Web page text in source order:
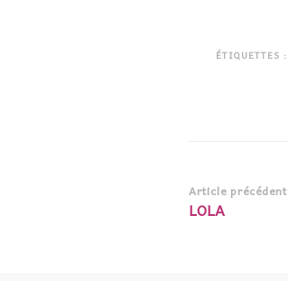
ÉTIQUETTES :
Article précédent
LOLA